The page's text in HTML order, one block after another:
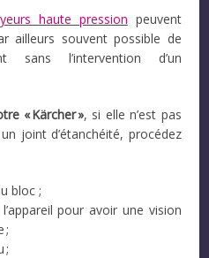
haute pression peuvent
ailleurs souvent possible de
sans l’intervention d’un
« Kärcher », si elle n’est pas
joint d’étanchéité, procédez
bloc ;
pour avoir une vision
;
;